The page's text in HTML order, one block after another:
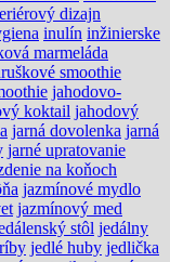
dizajn
inulín inžinierske
marmeláda
smoothie
jahodovo-
koktail jahodový
jarná dovolenka jarná
jarné upratovanie
na koňoch
jazmínové mydlo
jazmínový med
stôl jedálny
jedlé huby jedlička